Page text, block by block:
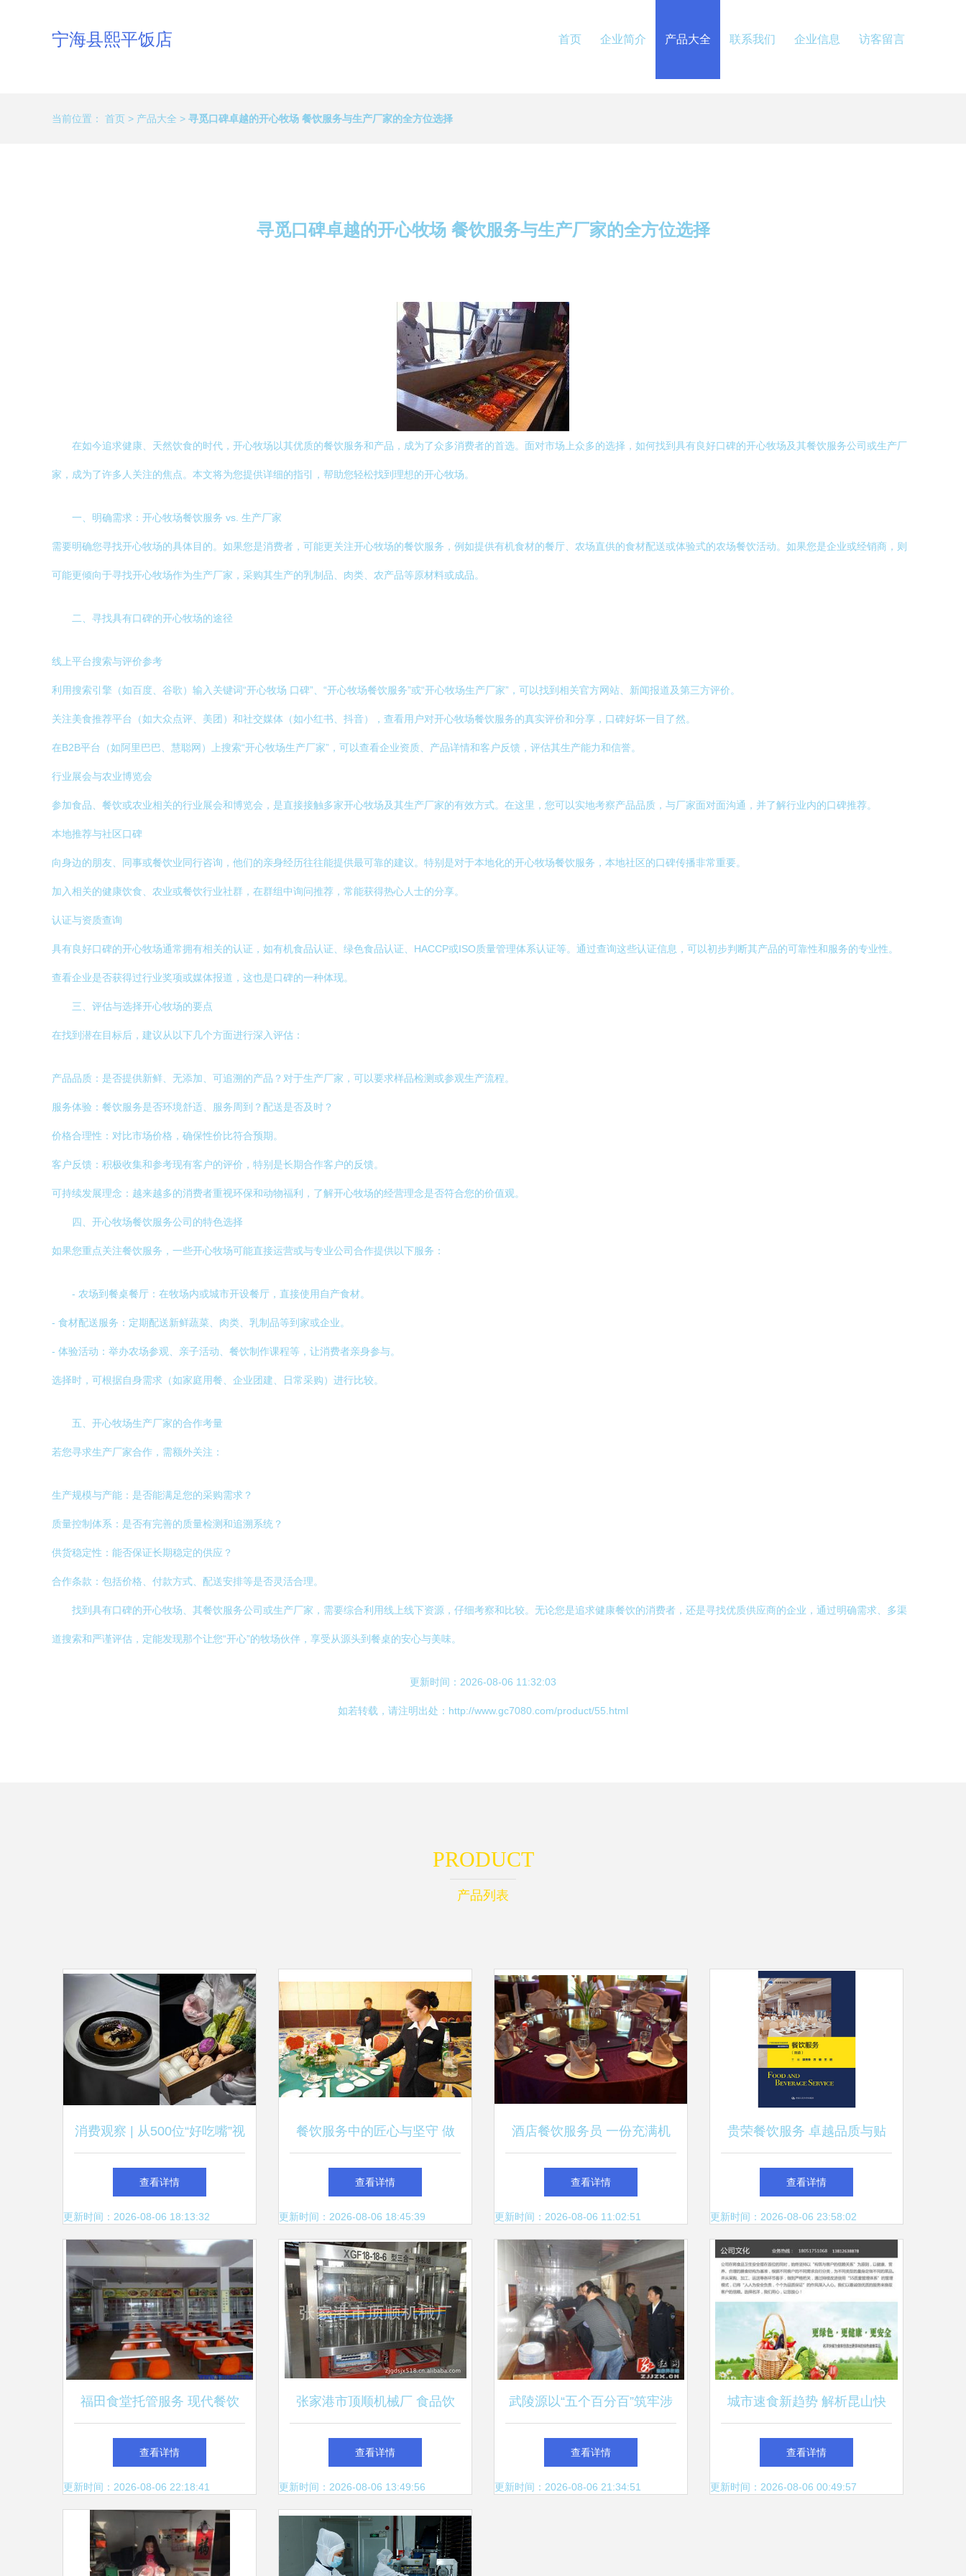
宁海县熙平饭店 首页 企业简介 产品大全 联系我们 企业信息 访客留言
当前位置： 首页 > 产品大全 > 寻觅口碑卓越的开心牧场 餐饮服务与生产厂家的全方位选择
寻觅口碑卓越的开心牧场 餐饮服务与生产厂家的全方位选择
在如今追求健康、天然饮食的时代，开心牧场以其优质的餐饮服务和产品，成为了众多消费者的首选。面对市场上众多的选择，如何找到具有良好口碑的开心牧场及其餐饮服务公司或生产厂
家，成为了许多人关注的焦点。本文将为您提供详细的指引，帮助您轻松找到理想的开心牧场。
一、明确需求：开心牧场餐饮服务 vs. 生产厂家
需要明确您寻找开心牧场的具体目的。如果您是消费者，可能更关注开心牧场的餐饮服务，例如提供有机食材的餐厅、农场直供的食材配送或体验式的农场餐饮活动。如果您是企业或经销商，则
可能更倾向于寻找开心牧场作为生产厂家，采购其生产的乳制品、肉类、农产品等原材料或成品。
二、寻找具有口碑的开心牧场的途径
线上平台搜索与评价参考
利用搜索引擎（如百度、谷歌）输入关键词“开心牧场 口碑”、“开心牧场餐饮服务”或“开心牧场生产厂家”，可以找到相关官方网站、新闻报道及第三方评价。
关注美食推荐平台（如大众点评、美团）和社交媒体（如小红书、抖音），查看用户对开心牧场餐饮服务的真实评价和分享，口碑好坏一目了然。
在B2B平台（如阿里巴巴、慧聪网）上搜索“开心牧场生产厂家”，可以查看企业资质、产品详情和客户反馈，评估其生产能力和信誉。
行业展会与农业博览会
参加食品、餐饮或农业相关的行业展会和博览会，是直接接触多家开心牧场及其生产厂家的有效方式。在这里，您可以实地考察产品品质，与厂家面对面沟通，并了解行业内的口碑推荐。
本地推荐与社区口碑
向身边的朋友、同事或餐饮业同行咨询，他们的亲身经历往往能提供最可靠的建议。特别是对于本地化的开心牧场餐饮服务，本地社区的口碑传播非常重要。
加入相关的健康饮食、农业或餐饮行业社群，在群组中询问推荐，常能获得热心人士的分享。
认证与资质查询
具有良好口碑的开心牧场通常拥有相关的认证，如有机食品认证、绿色食品认证、HACCP或ISO质量管理体系认证等。通过查询这些认证信息，可以初步判断其产品的可靠性和服务的专业性。
查看企业是否获得过行业奖项或媒体报道，这也是口碑的一种体现。
三、评估与选择开心牧场的要点
在找到潜在目标后，建议从以下几个方面进行深入评估：
产品品质：是否提供新鲜、无添加、可追溯的产品？对于生产厂家，可以要求样品检测或参观生产流程。
服务体验：餐饮服务是否环境舒适、服务周到？配送是否及时？
价格合理性：对比市场价格，确保性价比符合预期。
客户反馈：积极收集和参考现有客户的评价，特别是长期合作客户的反馈。
可持续发展理念：越来越多的消费者重视环保和动物福利，了解开心牧场的经营理念是否符合您的价值观。
四、开心牧场餐饮服务公司的特色选择
如果您重点关注餐饮服务，一些开心牧场可能直接运营或与专业公司合作提供以下服务：
- 农场到餐桌餐厅：在牧场内或城市开设餐厅，直接使用自产食材。
- 食材配送服务：定期配送新鲜蔬菜、肉类、乳制品等到家或企业。
- 体验活动：举办农场参观、亲子活动、餐饮制作课程等，让消费者亲身参与。
选择时，可根据自身需求（如家庭用餐、企业团建、日常采购）进行比较。
五、开心牧场生产厂家的合作考量
若您寻求生产厂家合作，需额外关注：
生产规模与产能：是否能满足您的采购需求？
质量控制体系：是否有完善的质量检测和追溯系统？
供货稳定性：能否保证长期稳定的供应？
合作条款：包括价格、付款方式、配送安排等是否灵活合理。
找到具有口碑的开心牧场、其餐饮服务公司或生产厂家，需要综合利用线上线下资源，仔细考察和比较。无论您是追求健康餐饮的消费者，还是寻找优质供应商的企业，通过明确需求、多渠
道搜索和严谨评估，定能发现那个让您“开心”的牧场伙伴，享受从源头到餐桌的安心与美味。
更新时间：2026-08-06 11:32:03
如若转载，请注明出处：http://www.gc7080.com/product/55.html
PRODUCT
产品列表
消费观察 | 从500位“好吃嘴”视
角，洞察2022成都时尚餐饮新
风向
查看详情
更新时间：2026-08-06 18:13:32
餐饮服务中的匠心与坚守 做
到极致实属不易
查看详情
更新时间：2026-08-06 18:45:39
酒店餐饮服务员 一份充满机
遇的入门职业
查看详情
更新时间：2026-08-06 11:02:51
贵荣餐饮服务 卓越品质与贴
心体验
查看详情
更新时间：2026-08-06 23:58:02
福田食堂托管服务 现代餐饮
管理的科技化解决方案
查看详情
更新时间：2026-08-06 22:18:41
张家港市顶顺机械厂 食品饮
料加工与餐饮服务设备解决方
案
查看详情
更新时间：2026-08-06 13:49:56
武陵源以“五个百分百”筑牢涉
旅餐饮食品安全防线
查看详情
更新时间：2026-08-06 21:34:51
城市速食新趋势 解析昆山快
餐与苏州名洋餐饮服务的发展
之道
查看详情
更新时间：2026-08-06 00:49:57